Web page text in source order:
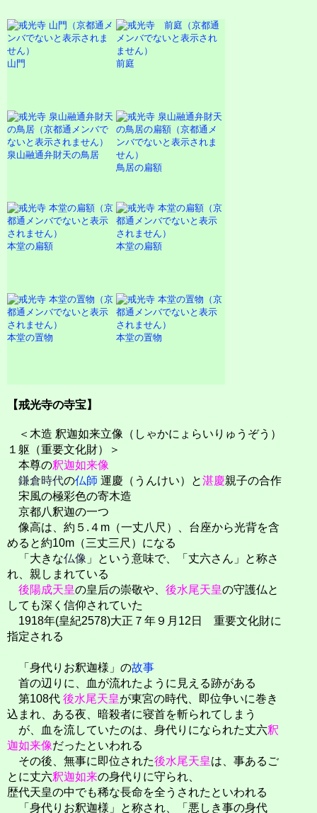
山門 前庭
泉山融通弁財天の鳥居
鳥居の扁額
本堂の扁額 本堂の扁額
本堂の置物 本堂の置物
【戒光寺の寺宝】
＜木造 釈迦如来立像（しゃかにょらいりゅうぞう）
１躯（重要文化財）＞
本尊の釈迦如来像
鎌倉時代の仏師 運慶（うんけい）と湛慶親子の合作
宋風の極彩色の寄木造
京都八釈迦の一つ
像高は、約５.４m（一丈八尺）、台座から光背を含
めると約10m（三丈三尺）になる
「大きな仏像 」という意味で、「丈六さん」と称さ
れ、親しまれている
後陽成天皇の皇后の崇敬や、 後水尾天皇の守護仏と
しても深く信仰されていた
1918年(皇紀2578)大正７年９月12日 重要文化財に
指定される
「身代りお釈迦様」の故事
首の辺りに、血が流れたように見える跡がある
第108代 後水尾天皇が東宮の時代、即位争いに巻き
込まれ、ある夜、暗殺者に寝首を斬られてしまう
が、血を流していたのは、身代りになられた丈六釈
迦如来像だったといわれる
その後、無事に即位された後水尾天皇は、事あるご
とに丈六釈迦如来の身代りに守られ、
歴代天皇の中でも稀な長命を全うされたといわれる
「身代りお釈迦様」と称され、「悪しき事の身代